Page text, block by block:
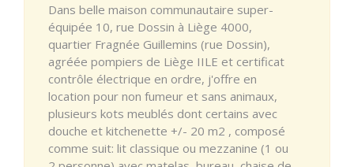
Dans belle maison communautaire super-
équipée 10, rue Dossin à Liège 4000,
quartier Fragnée Guillemins (rue Dossin),
agréée pompiers de Liège IILE et certificat
contrôle électrique en ordre, j'offre en
location pour non fumeur et sans animaux,
plusieurs kots meublés dont certains avec
douche et kitchenette +/- 20 m2 , composé
comme suit: lit classique ou mezzanine (1 ou